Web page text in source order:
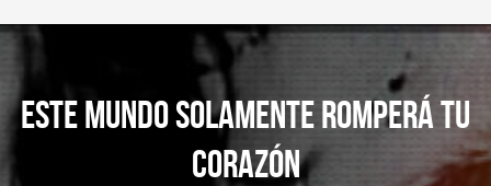
ESTE MUNDO SOLAMENTE ROMPERÁ TU
CORAZÓN